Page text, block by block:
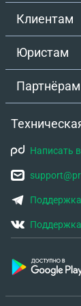
Клиентам
Юристам
Партнёрам
Написать